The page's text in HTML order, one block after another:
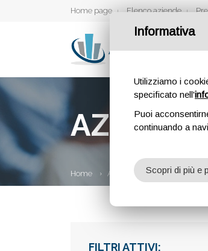
Home page Elenco aziende
AZIENDE
Home Aziende
FILTRI ATTIVI:
Informativa
Utilizziamo i
specificato nell'
Puoi
continuando a
Scopri di più e